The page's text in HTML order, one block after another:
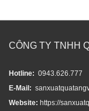
CÔNG TY TNHH
Hotline: 0943.626.777
E-Mail:
Website: https://